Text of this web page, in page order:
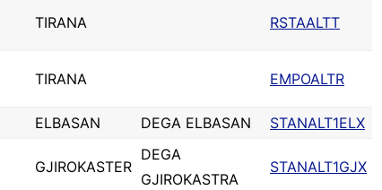
TIRANA RSTAALTT
TIRANA EMPOALTR
ELBASAN DEGA ELBASAN STANALT1ELX
GJIROKASTER
DEGA
GJIROKASTRA
STANALT1GJX